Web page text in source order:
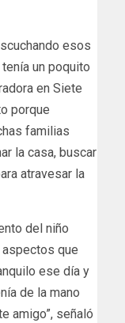
esos
un poquito
en Siete
porque
familias
la casa, buscar
atravesar la
del niño
que
ese día y
de la mano
amigo”, señaló